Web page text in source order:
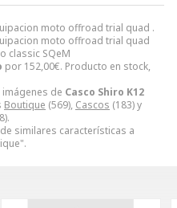
moto offroad trial quad .
moto offroad trial quad
classic SQeM
por 152,00€. Producto en stock,
de Casco Shiro K12
Boutique (569), Cascos (183) y
similares características a